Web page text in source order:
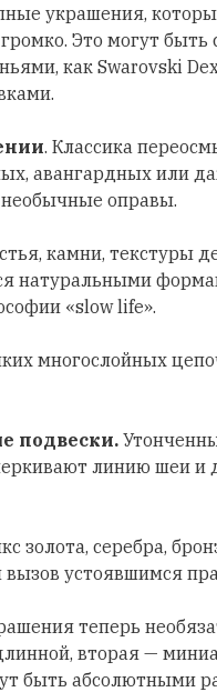
украшения,
Это могут быть
как Swarovski
. Классика
авангардных или
оправы.
камни, текстуры
натуральными
«slow life».
многослойных
подвески.
линию шеи и
золота, серебра,
устоявшимся
теперь
вторая —
быть абсолютными